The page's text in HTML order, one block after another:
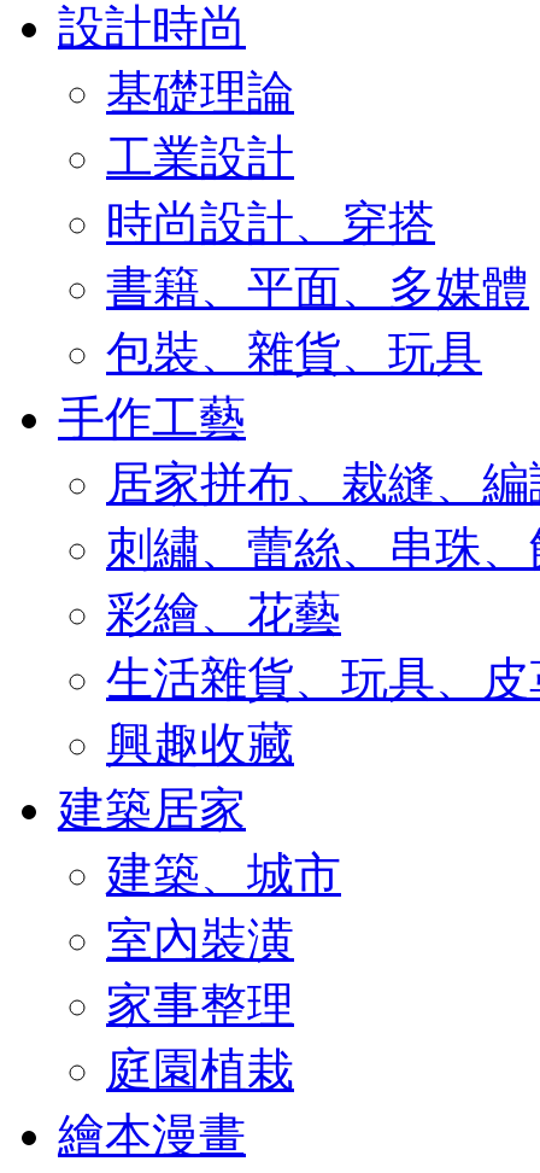
設計時尚
基礎理論
工業設計
時尚設計、穿搭
書籍、平面、多媒體
包裝、雜貨、玩具
手作工藝
居家拼布、裁縫、
刺繡、蕾絲、串珠
彩繪、花藝
生活雜貨、玩具、皮
興趣收藏
建築居家
建築、城市
室內裝潢
家事整理
庭園植栽
繪本漫畫